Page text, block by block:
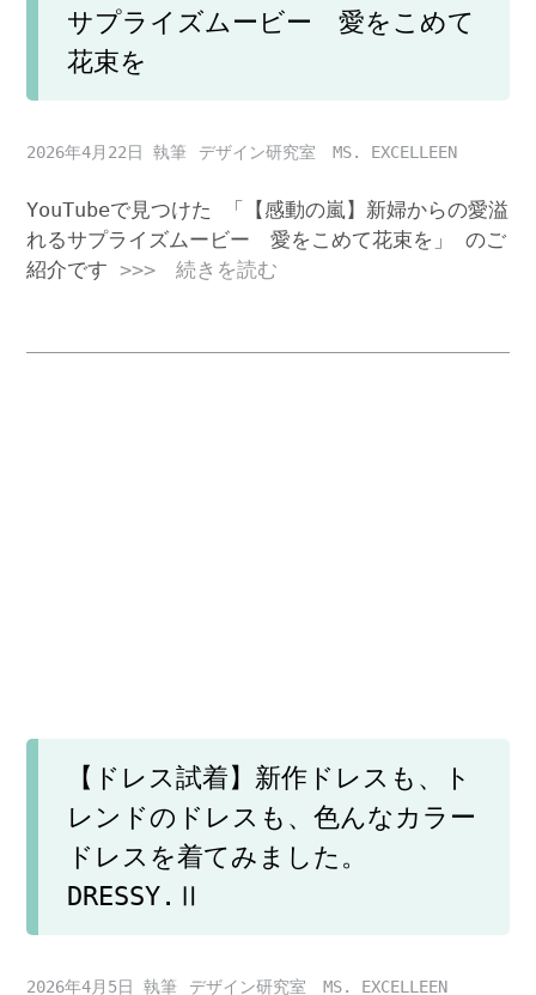
サプライズムービー 愛をこめて
花束を
2026年4月22日 デザイン研究室 MS. EXCELLEEN
YouTubeで見つけた 「【感動の嵐】新婦からの愛溢
れるサプライズムービー 愛をこめて花束を」 のご
紹介です >>> 続きを読む
【ドレス試着】新作ドレスも、ト
レンドのドレスも、色んなカラー
ドレスを着てみました。
DRESSY.Ⅱ
2026年4月5日 デザイン研究室 MS. EXCELLEEN